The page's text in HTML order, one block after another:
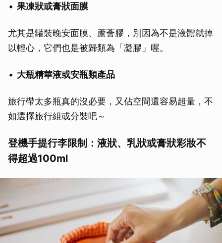
果凍狀或膏狀面膜
尤其是罐裝晚安面膜、蘆薈膠，別因為不是液體就掉
以輕心，它們也是被歸類為「凝膠」喔。
大瓶精華液或安瓶類產品
旅行帶太多瓶真的沒必要，又佔空間還容易超量，不
如選擇旅行組或分裝吧～
登機手提行李限制：液狀、乳狀或膏狀彩妝不
得超過100ml